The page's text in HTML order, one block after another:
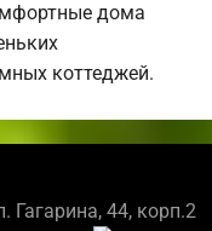
дома
коттеджей.
Гагарина, 44, корп.2